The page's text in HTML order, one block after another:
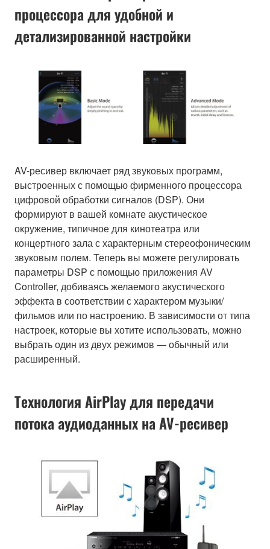
процессора для удобной и
детализированной настройки
AV-ресивер включает ряд звуковых программ,
выстроенных с помощью фирменного процессора
цифровой обработки сигналов (DSP). Они
формируют в вашей комнате акустическое
окружение, типичное для кинотеатра или
концертного зала с характерным стереофоническим
звуковым полем. Теперь вы можете регулировать
параметры DSP с помощью приложения AV
Controller, добиваясь желаемого акустического
эффекта в соответствии с характером музыки/
фильмов или по настроению. В зависимости от типа
настроек, которые вы хотите использовать, можно
выбрать один из двух режимов — обычный или
расширенный.
Технология AirPlay для передачи
потока аудиоданных на AV-ресивер